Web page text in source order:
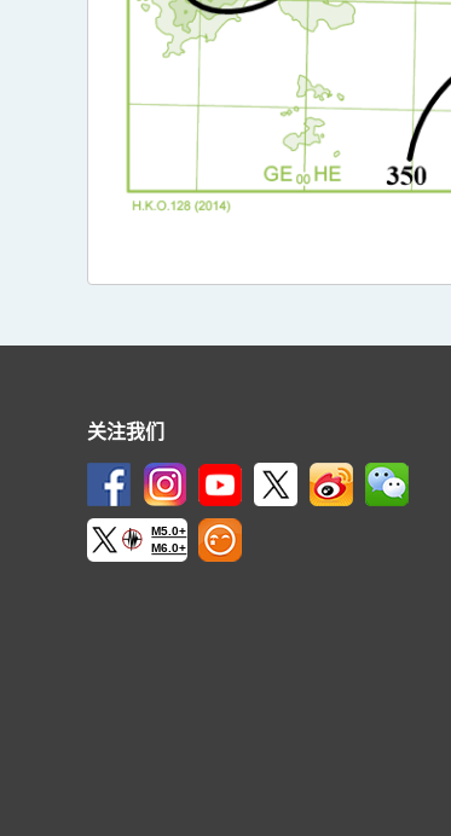
关注我们
M5.0+
M6.0+